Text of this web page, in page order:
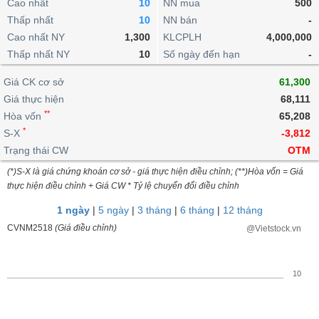
Giao
dịch
nội
bộ
Niên
giám
Tài
liệu
cổ
đông
Định
giá
Nước
ngoài
Tự
doanh
Top
cổ
phiếu
Bản
giao
dịch
Chứng
quyền
Tổng
quan
Thống
kê
dịch
Định
Thống
kê
giao
dịch
Tin
tức
tích
kỹ
thuật
Bảng
giá
Bộ
lọc
cổ
phiếu
sánh
mô
lai
Chứng
quyền
Trái
phiếu
doanh
nghiệp
Đào
Dịch
vụ
Cao nhất
10
Thấp nhất
10
Cao nhất NY
1,300
Thấp nhất NY
10
NN mua
500
NN bán
-
KLCPLH
4,000,000
Số ngày đến hạn
-
Giá CK cơ sở
61,300
Giá thực hiện
68,111
Hòa vốn **
65,208
S-X *
-3,812
Trạng thái CW
OTM
(*)S-X là giá chứng khoán cơ sở - giá thực hiện điều chỉnh; (**)Hòa vốn = Giá
thực hiện điều chỉnh + Giá CW * Tỷ lệ chuyển đổi điều chỉnh
1 ngày| 5 ngày| 3 tháng | 6 tháng | 12 tháng
CVNM2518 (Giá điều chỉnh) @Vietstock.vn
10
BẤT
ĐỘNG
SẢN
TÀI
CHÍNH
HÀNG
HÓA